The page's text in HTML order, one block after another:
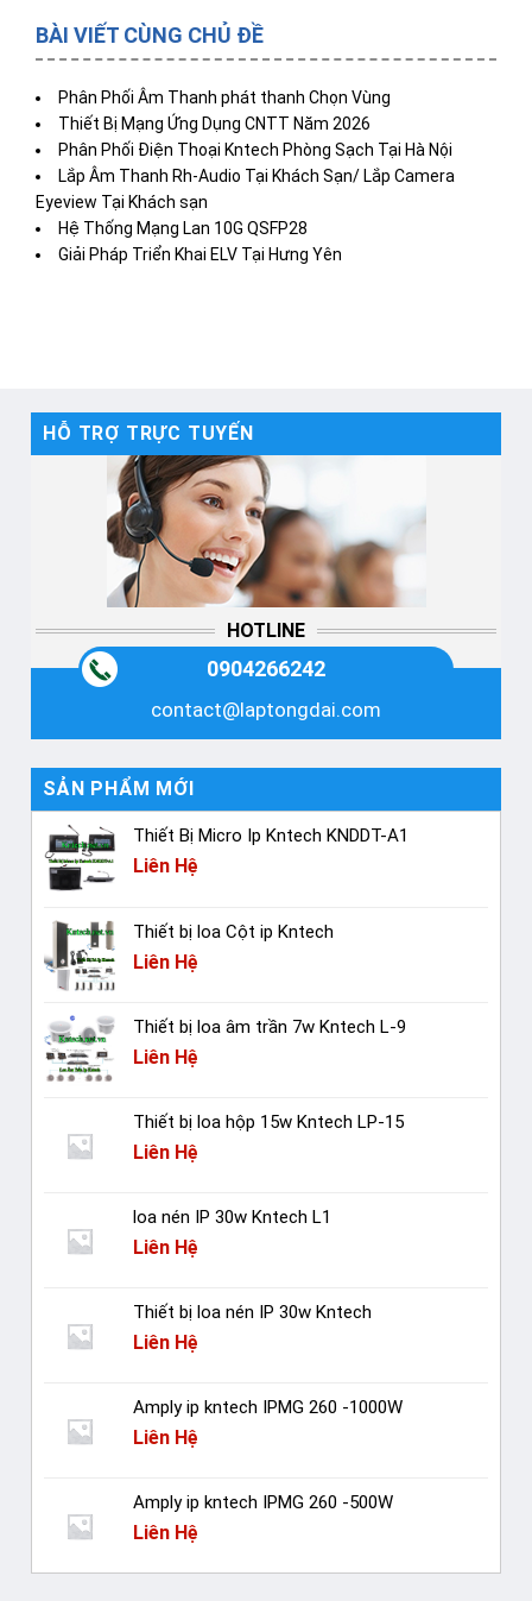
HỖ TRỢ TRỰC TUYẾN
HOTLINE
0904266242
contact@laptongdai.com
SẢN PHẨM MỚI
Thiết Bị Micro Ip Kntech KNDDT-A1
Liên Hệ
Thiết bị loa Cột ip Kntech
Liên Hệ
Thiết bị loa âm trần 7w Kntech L-9
Liên Hệ
Thiết bị loa hộp 15w Kntech LP-15
Liên Hệ
loa nén IP 30w Kntech L1
Liên Hệ
Thiết bị loa nén IP 30w Kntech
Liên Hệ
Amply ip kntech IPMG 260 -1000W
Liên Hệ
Amply ip kntech IPMG 260 -500W
Liên Hệ
BÀI VIẾT CÙNG CHỦ ĐỀ
Phân Phối Âm Thanh phát thanh Chọn Vùng
Thiết Bị Mạng Ứng Dụng CNTT Năm 2026
Phân Phối Điện Thoại Kntech Phòng Sạch Tại Hà Nội
Lắp Âm Thanh Rh-Audio Tại Khách Sạn/ Lắp Camera
Eyeview Tại Khách sạn
Hệ Thống Mạng Lan 10G QSFP28
Giải Pháp Triển Khai ELV Tại Hưng Yên